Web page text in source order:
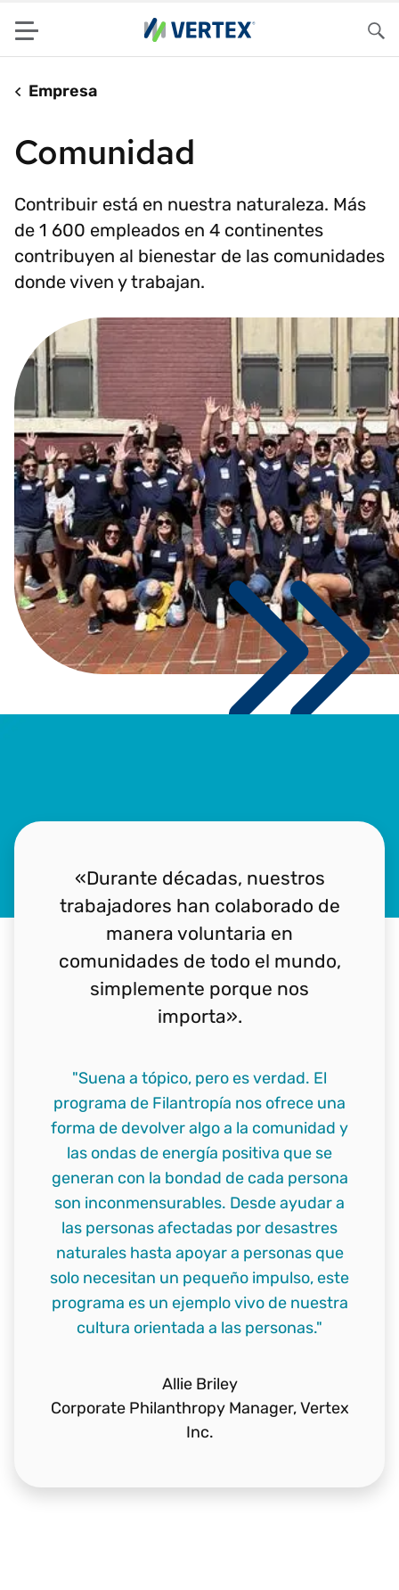
Menu
Empresa
Comunidad
Contribuir está en nuestra naturaleza. Más
de 1 600 empleados en 4 continentes
contribuyen al bienestar de las comunidades
donde viven y trabajan.
«Durante décadas, nuestros
trabajadores han colaborado de
manera voluntaria en
comunidades de todo el mundo,
simplemente porque nos
importa».
"Suena a tópico, pero es verdad. El
programa de Filantropía nos ofrece una
forma de devolver algo a la comunidad y
las ondas de energía positiva que se
generan con la bondad de cada persona
son inconmensurables. Desde ayudar a
las personas afectadas por desastres
naturales hasta apoyar a personas que
solo necesitan un pequeño impulso, este
programa es un ejemplo vivo de nuestra
cultura orientada a las personas."
Allie Briley
Corporate Philanthropy Manager,Vertex
Inc.